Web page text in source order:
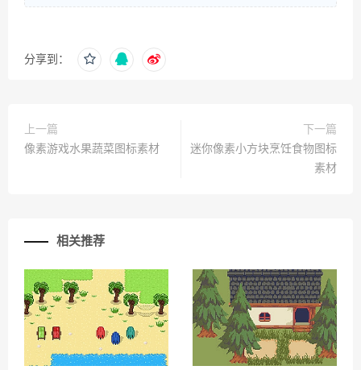
分享到：
上一篇
像素游戏水果蔬菜图标素材
下一篇
迷你像素小方块烹饪食物图标
素材
相关推荐